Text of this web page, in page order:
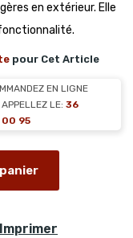
en extérieur. Elle
pour Cet Article
EN LIGNE
APPELLEZ LE: 36
00 95
Imprimer